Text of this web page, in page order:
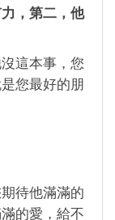
，第二，他
這本事，您
您最好的朋
待他滿滿的
的愛，給不